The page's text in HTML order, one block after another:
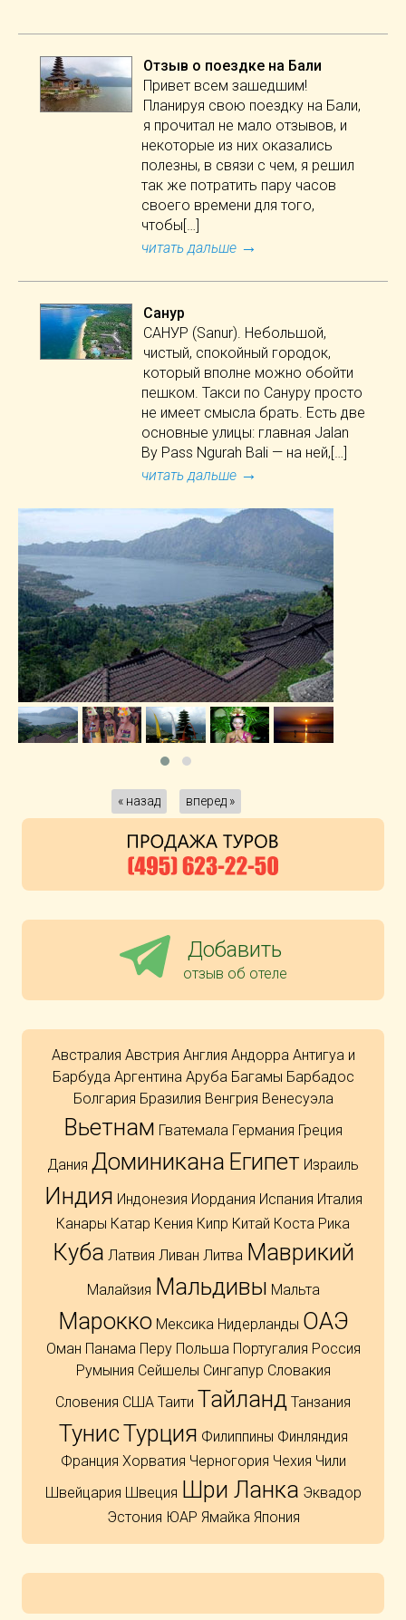
Отзыв о поездке на Бали
Привет всем зашедшим!
Планируя свою поездку на Бали,
я прочитал не мало отзывов, и
некоторые из них оказались
полезны, в связи с чем, я решил
так же потратить пару часов
своего времени для того,
чтобы[…]
читать дальше →
Санур
САНУР (Sanur). Небольшой,
чистый, спокойный городок,
который вполне можно обойти
пешком. Такси по Сануру просто
не имеет смысла брать. Есть две
основные улицы: главная Jalan
By Pass Ngurah Bali — на ней,[…]
читать дальше →
« назад вперед »
Добавить
отзыв об отеле
Австралия Австрия Англия Андорра Антигуа и
Барбуда Аргентина Аруба Багамы Барбадос
Болгария Бразилия Венгрия Венесуэла
Вьетнам Гватемала Германия Греция
Дания Доминикана Египет Израиль
Индия Индонезия Иордания Испания Италия
Канары Катар Кения Кипр Китай Коста Рика
Куба Латвия Ливан Литва Маврикий
Малайзия Мальдивы Мальта
Марокко Мексика Нидерланды ОАЭ
Оман Панама Перу Польша Португалия Россия
Румыния Сейшелы Сингапур Словакия
Словения США Таити Тайланд Танзания
ТунисТурция Филиппины Финляндия
Франция Хорватия Черногория Чехия Чили
Швейцария Швеция Шри Ланка Эквадор
Эстония ЮАР Ямайка Япония